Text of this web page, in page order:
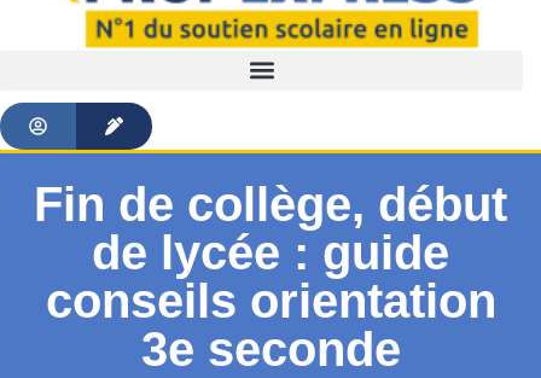
Fin de collège, début
de lycée : guide
conseils orientation
3e seconde